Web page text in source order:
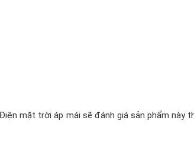
mặt trời áp mái sẽ đánh giá sản phẩm này